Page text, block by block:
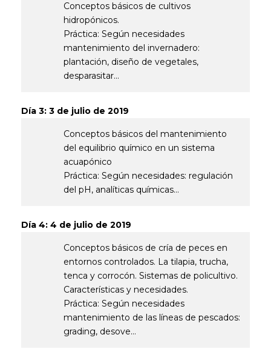
Conceptos básicos de cultivos
hidropónicos.
Práctica: Según necesidades
mantenimiento del invernadero:
plantación, diseño de vegetales,
desparasitar…
Día 3: 3 de julio de 2019
Conceptos básicos del mantenimiento
del equilibrio químico en un sistema
acuapónico
Práctica: Según necesidades: regulación
del pH, analíticas químicas…
Día 4: 4 de julio de 2019
Conceptos básicos de cría de peces en
entornos controlados. La tilapia, trucha,
tenca y corrocón. Sistemas de policultivo.
Características y necesidades.
Práctica: Según necesidades
mantenimiento de las líneas de pescados:
grading, desove…